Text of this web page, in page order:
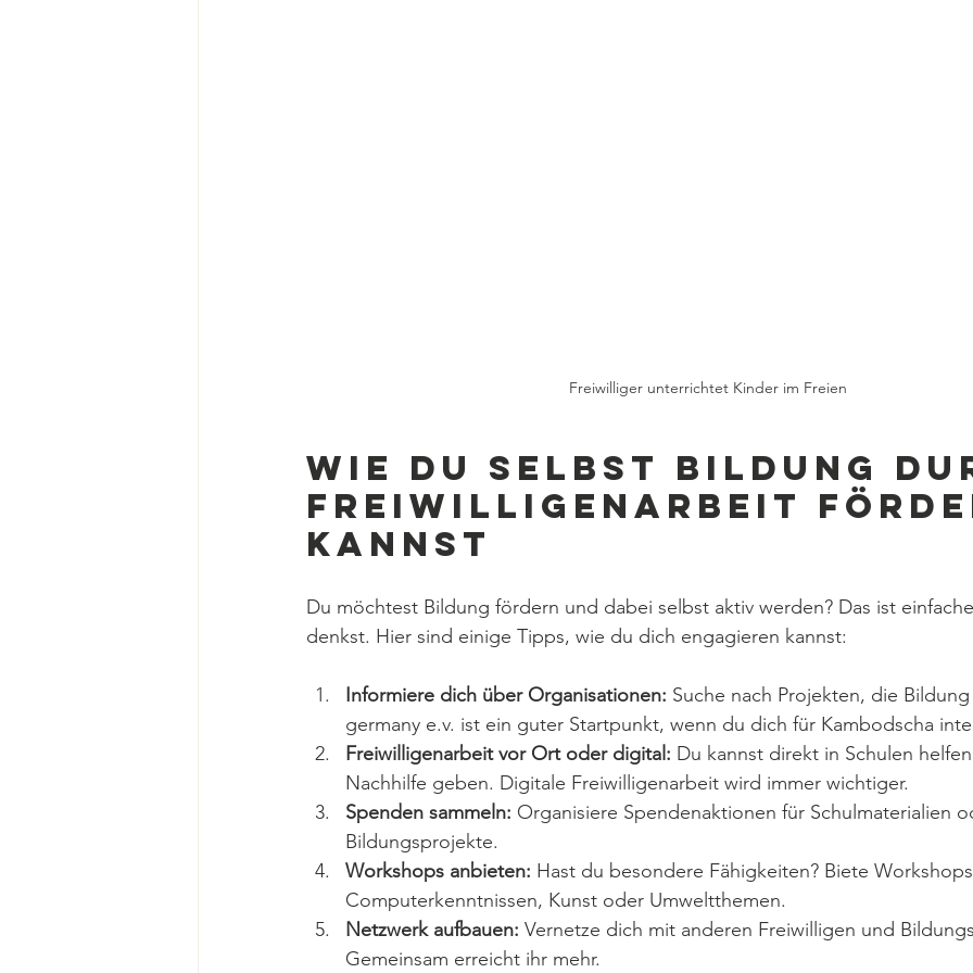
Freiwilliger unterrichtet Kinder im Freien
Wie du selbst Bildung
Freiwilligenarbeit
kannst
Du möchtest Bildung fördern und dabei selbst aktiv werden? Das ist
denkst. Hier sind einige Tipps, wie du dich engagieren kannst:
Informiere dich über Organisationen: Suche nach Projekten, die
germany e.v. ist ein guter Startpunkt, wenn du dich für Kambodscha
Freiwilligenarbeit vor Ort oder digital: Du kannst direkt in Schulen
Nachhilfe geben. Digitale Freiwilligenarbeit wird immer wichtiger.
Spenden sammeln: Organisiere Spendenaktionen für Schulmaterialien
Bildungsprojekte.
Workshops anbieten: Hast du besondere Fähigkeiten? Biete
Computerkenntnissen, Kunst oder Umweltthemen.
Netzwerk aufbauen: Vernetze dich mit anderen Freiwilligen und
Gemeinsam erreicht ihr mehr.